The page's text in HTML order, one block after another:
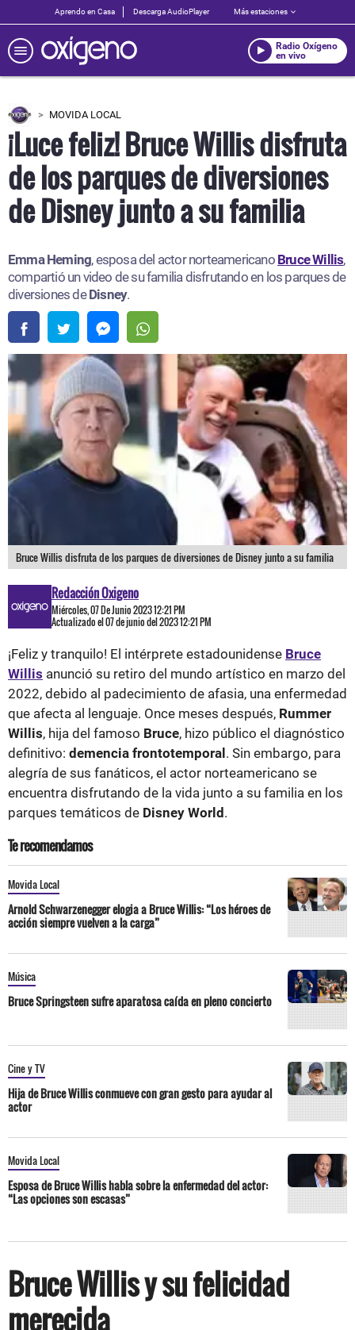
Aprendo en Casa Descarga AudioPlayer Más estaciones
Radio Oxígeno
en vivo
MOVIDA LOCAL
¡Luce feliz! Bruce Willis disfruta
de los parques de diversiones
de Disney junto a su familia
Emma Heming, esposa del actor norteamericano Bruce Willis,
compartió un video de su familia disfrutando en los parques de
diversiones deDisney.
Bruce Willis disfruta de los parques de diversiones de Disney junto a su familia
Redacción Oxigeno
Miércoles, 07 De Junio 2023 12:21 PM
Actualizado el 07 de junio del 2023 12:21 PM
¡Feliz y tranquilo! El intérprete estadounidense Bruce
Willis anunció su retiro del mundo artístico en marzo del
2022, debido al padecimiento de afasia, una enfermedad
que afecta al lenguaje. Once meses después, Rummer
Willis, hija del famoso Bruce, hizo público el diagnóstico
definitivo: demencia frontotemporal. Sin embargo, para
alegría de sus fanáticos, el actor norteamericano se
encuentra disfrutando de la vida junto a su familia en los
parques temáticos de Disney World.
Te recomendamos
Movida Local
Arnold Schwarzenegger elogia a Bruce Willis: “Los héroes de
acción siempre vuelven a la carga”
Música
Bruce Springsteen sufre aparatosa caída en pleno concierto
Cine y TV
Hija de Bruce Willis conmueve con gran gesto para ayudar al
actor
Movida Local
Esposa de Bruce Willis habla sobre la enfermedad del actor:
“Las opciones son escasas”
Bruce Willis y su felicidad
merecida